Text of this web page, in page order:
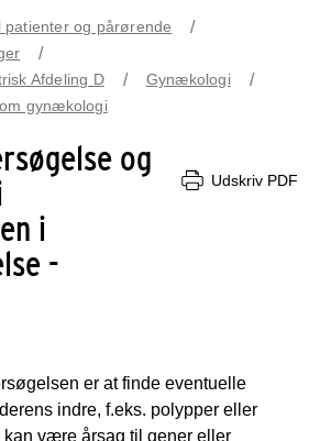
patienter og pårørende
Afdeling D
Gynækologi
gynækologi
og
i
-
Udskriv PDF
er at finde eventuelle
indre, f.eks. polypper eller
kan være årsag til gener eller